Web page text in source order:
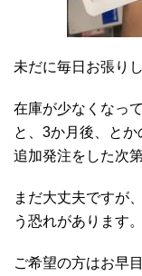
未だに毎日お張り
在庫が少なくなっ
と、3か月後、と
追加発注をした次第
まだ大丈夫ですが
う恐れがあります。
ご希望の方はお早